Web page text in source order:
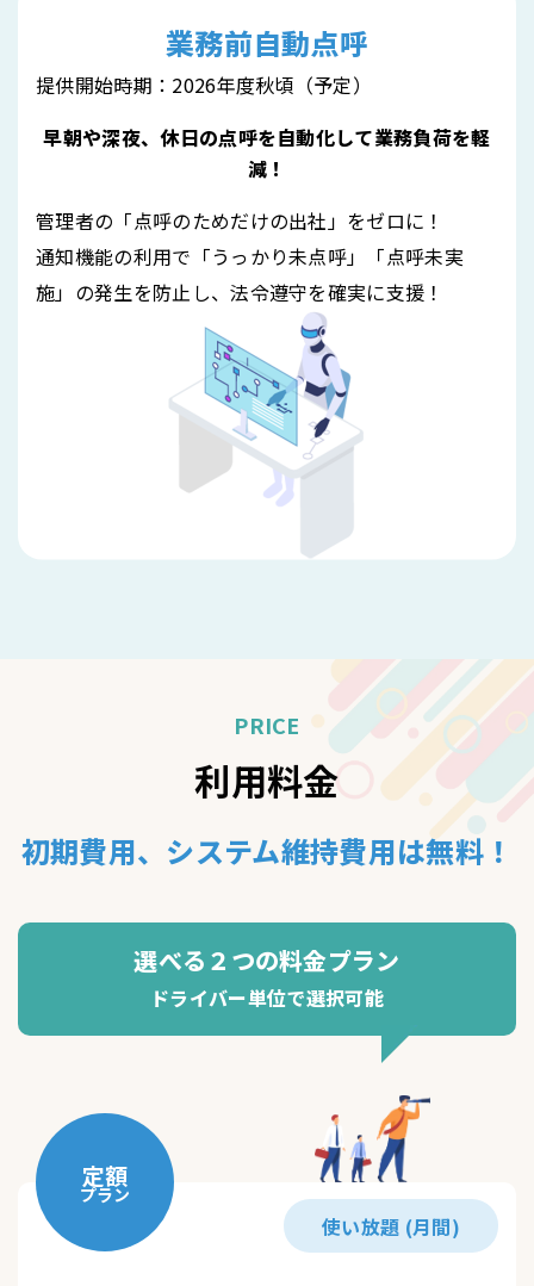
業務前自動点呼
提供開始時期：2026年度秋頃（予定）
早朝や深夜、休日の点呼を自動化して業務負荷を軽
減！
管理者の「点呼のためだけの出社」をゼロに！
通知機能の利用で「うっかり未点呼」「点呼未実
施」の発生を防止し、法令遵守を確実に支援！
PRICE
利用料金
初期費用、システム維持費用は無料！
選べる２つの料金プラン
ドライバー単位で選択可能
定額
プラン
使い放題 (月間)